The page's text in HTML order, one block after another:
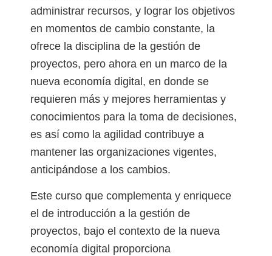
administrar recursos, y lograr los objetivos
en momentos de cambio constante, la
ofrece la disciplina de la gestión de
proyectos, pero ahora en un marco de la
nueva economía digital, en donde se
requieren más y mejores herramientas y
conocimientos para la toma de decisiones,
es así como la agilidad contribuye a
mantener las organizaciones vigentes,
anticipándose a los cambios.
Este curso que complementa y enriquece
el de introducción a la gestión de
proyectos, bajo el contexto de la nueva
economía digital proporciona